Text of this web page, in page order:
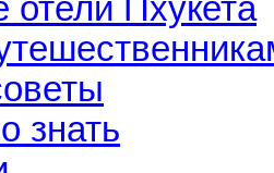
Пхукета
знать